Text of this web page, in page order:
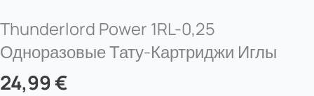
Thunderlord Power 1RL-0,25
Одноразовые Тату-Картриджи Иглы
24,99€